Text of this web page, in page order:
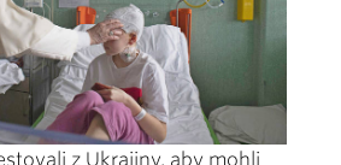
z Ukrajiny, aby mohli